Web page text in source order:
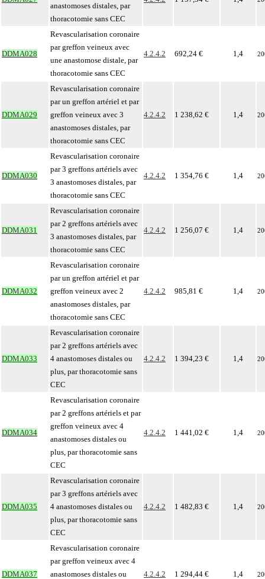
anastomoses distales, par
thoracotomie sans CEC
DDMA028
Revascularisation coronaire
par greffon veineux avec
une anastomose distale, par
thoracotomie sans CEC
4.2.4.2 692,24 € 1,4
DDMA029
Revascularisation coronaire
par un greffon artériel et par
greffon veineux avec 3
anastomoses distales, par
thoracotomie sans CEC
4.2.4.2 1 238,62 € 1,4
DDMA030
Revascularisation coronaire
par 3 greffons artériels avec
3 anastomoses distales, par
thoracotomie sans CEC
4.2.4.2 1 354,76 € 1,4
DDMA031
Revascularisation coronaire
par 2 greffons artériels avec
3 anastomoses distales, par
thoracotomie sans CEC
4.2.4.2 1 256,07 € 1,4
DDMA032
Revascularisation coronaire
par un greffon artériel et par
greffon veineux avec 2
anastomoses distales, par
thoracotomie sans CEC
4.2.4.2 985,81 € 1,4
DDMA033
Revascularisation coronaire
par 2 greffons artériels avec
4 anastomoses distales ou
plus, par thoracotomie sans
CEC
4.2.4.2 1 394,23 € 1,4
DDMA034
Revascularisation coronaire
par 2 greffons artériels et par
greffon veineux avec 4
anastomoses distales ou
plus, par thoracotomie sans
CEC
4.2.4.2 1 441,02 € 1,4
DDMA035
Revascularisation coronaire
par 3 greffons artériels avec
4 anastomoses distales ou
plus, par thoracotomie sans
CEC
4.2.4.2 1 482,83 € 1,4
DDMA037
Revascularisation coronaire
par greffon veineux avec 4
anastomoses distales ou
4.2.4.2 1 294,44 € 1,4